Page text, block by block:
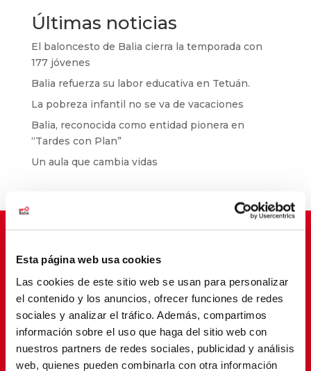
Esta página web usa cookies
Las cookies de este sitio web se usan para personalizar
el contenido y los anuncios, ofrecer funciones de redes
sociales y analizar el tráfico. Además, compartimos
información sobre el uso que haga del sitio web con
nuestros partners de redes sociales, publicidad y análisis
web, quienes pueden combinarla con otra información
Últimas noticias
El baloncesto de Balia cierra la temporada con
177 jóvenes
Balia refuerza su labor educativa en Tetuán.
La pobreza infantil no se va de vacaciones
Balia, reconocida como entidad pionera en
“Tardes con Plan”
Un aula que cambia vidas
Suscríbete para cambiar vidas